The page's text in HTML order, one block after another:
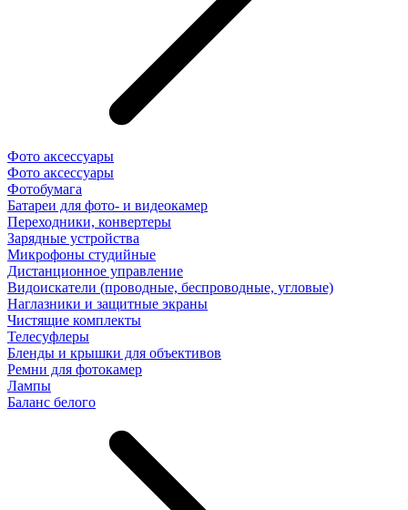
Фото аксессуары
Фото аксессуары
Фотобумага
Батареи для фото- и видеокамер
Переходники, конвертеры
Зарядные устройства
Микрофоны студийные
Дистанционное управление
Видоискатели (проводные, беспроводные, угловые)
Наглазники и защитные экраны
Чистящие комплекты
Телесуфлеры
Бленды и крышки для объективов
Ремни для фотокамер
Лампы
Баланс белого